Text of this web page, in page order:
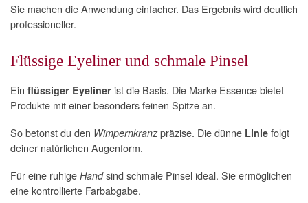
Sie machen die Anwendung einfacher. Das Ergebnis wird deutlich
professioneller.
Flüssige Eyeliner und schmale Pinsel
Ein flüssiger Eyeliner ist die Basis. Die Marke Essence bietet
Produkte mit einer besonders feinen Spitze an.
So betonst du den Wimpernkranzpräzise. Die dünne Linie folgt
deiner natürlichen Augenform.
Für eine ruhige Handsind schmale Pinsel ideal. Sie ermöglichen
eine kontrollierte Farbabgabe.